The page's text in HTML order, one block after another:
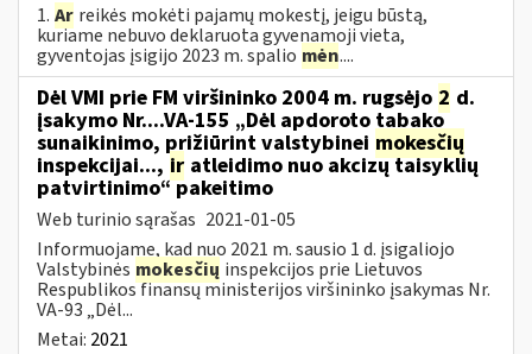
1. Ar reikės mokėti pajamų mokestį, jeigu būstą,
kuriame nebuvo deklaruota gyvenamoji vieta,
gyventojas įsigijo 2023 m. spalio mėn....
Dėl VMI prie FM viršininko 2004 m. rugsėjo 2 d.
įsakymo Nr....VA-155 „Dėl apdoroto tabako
sunaikinimo, prižiūrint valstybinei mokesčių
inspekcijai..., ir atleidimo nuo akcizų taisyklių
patvirtinimo“ pakeitimo
Web turinio sąrašas 2021-01-05
Informuojame, kad nuo 2021 m. sausio 1 d. įsigaliojo
Valstybinės mokesčių inspekcijos prie Lietuvos
Respublikos finansų ministerijos viršininko įsakymas Nr.
VA-93 „Dėl...
Metai: 2021